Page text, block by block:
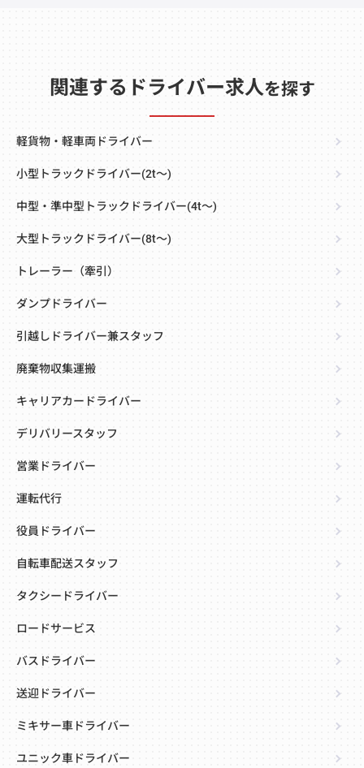
関連するドライバー求人を探す
軽貨物・軽車両ドライバー
小型トラックドライバー(2t～)
中型・準中型トラックドライバー(4t～)
大型トラックドライバー(8t～)
トレーラー（牽引）
ダンプドライバー
引越しドライバー兼スタッフ
廃棄物収集運搬
キャリアカードライバー
デリバリースタッフ
営業ドライバー
運転代行
役員ドライバー
自転車配送スタッフ
タクシードライバー
ロードサービス
バスドライバー
送迎ドライバー
ミキサー車ドライバー
ユニック車ドライバー